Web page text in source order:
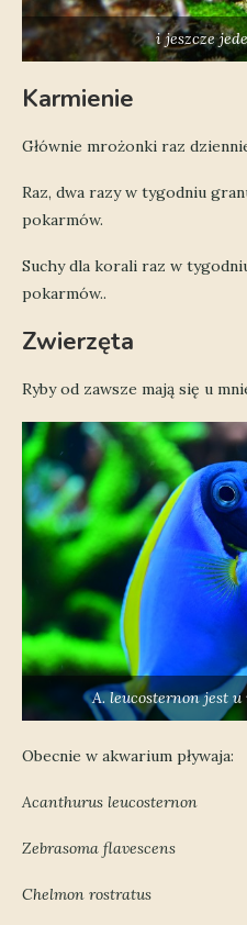
i jeszcze
Karmienie
Głównie mrożonki raz
Raz, dwa razy w tygodniu
pokarmów.
Suchy dla korali raz w
pokarmów..
Zwierzęta
Ryby od zawsze mają się u
A. leucosternon jest
Obecnie w akwarium pływaja:
Acanthurus leucosternon
Zebrasoma flavescens
Chelmon rostratus